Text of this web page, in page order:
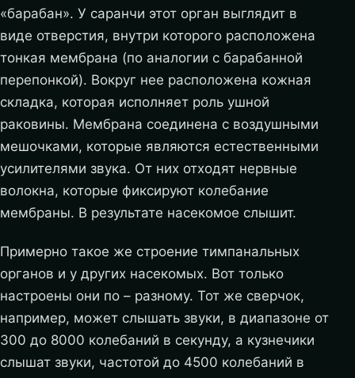
«барабан». У саранчи этот орган выглядит в
виде отверстия, внутри которого расположена
тонкая мембрана (по аналогии с барабанной
перепонкой). Вокруг нее расположена кожная
складка, которая исполняет роль ушной
раковины. Мембрана соединена с воздушными
мешочками, которые являются естественными
усилителями звука. От них отходят нервные
волокна, которые фиксируют колебание
мембраны. В результате насекомое слышит.
Примерно такое же строение тимпанальных
органов и у других насекомых. Вот только
настроены они по – разному. Тот же сверчок,
например, может слышать звуки, в диапазоне от
300 до 8000 колебаний в секунду, а кузнечики
слышат звуки, частотой до 4500 колебаний в